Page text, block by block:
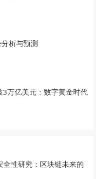
析与预测
万亿美元：数字黄金时代
性研究：区块链未来的